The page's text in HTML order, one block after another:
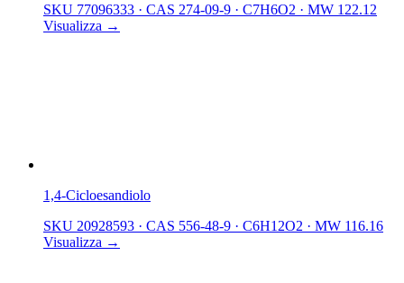
SKU 77096333 · CAS 274-09-9 · C7H6O2 · MW 122.12
Visualizza →
1,4-Cicloesandiolo
SKU 20928593 · CAS 556-48-9 · C6H12O2 · MW 116.16
Visualizza →